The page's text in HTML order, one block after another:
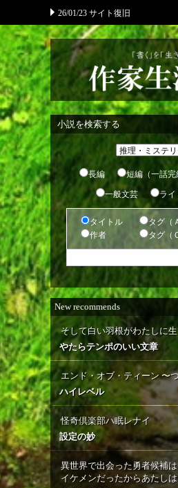
26/01/23 サイト復旧
小説を検索する
長編 短編（一話完
一般文芸 ラ
タイトル
タグ（
作者
タグ（
New recommends
そして白い羽根がわたしに
やたらテンポのいい文章
エンド・オブ・ティーン 〜
ハイレベル
怪奇倶楽部ハ眠レナイ
設定の妙
異世界で出会った勇者候補
イケメンだったからあたし